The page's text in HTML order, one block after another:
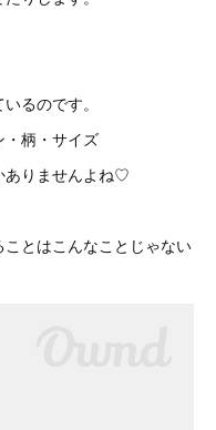
るのです。
・柄・サイズ
ありませんよね♡
とはこんなことじゃない